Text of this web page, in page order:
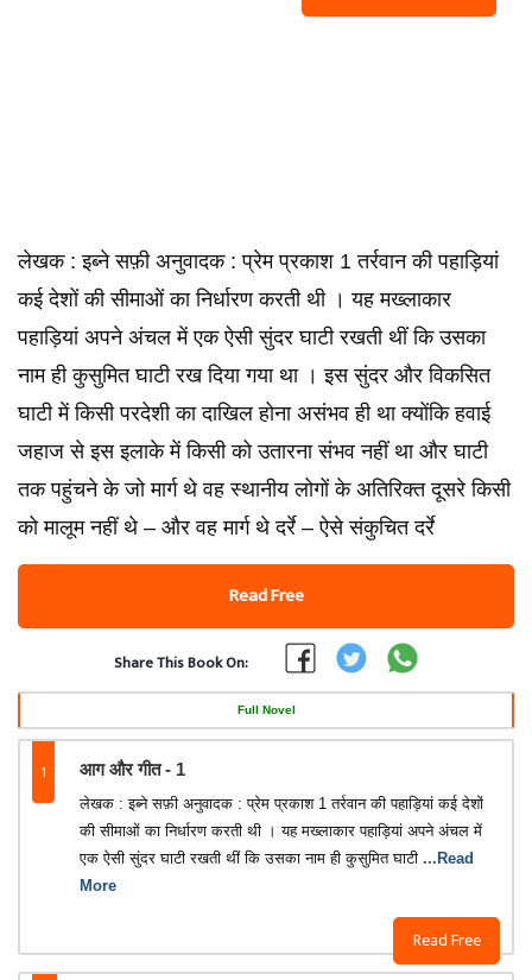
लेखक : इब्ने सफ़ी अनुवादक : प्रेम प्रकाश 1 तर्रवान की पहाड़ियां
कई देशों की सीमाओं का निर्धारण करती थी । यह मख्लाकार
पहाड़ियां अपने अंचल में एक ऐसी सुंदर घाटी रखती थीं कि उसका
नाम ही कुसुमित घाटी रख दिया गया था । इस सुंदर और विकसित
घाटी में किसी परदेशी का दाखिल होना असंभव ही था क्योंकि हवाई
जहाज से इस इलाके में किसी को उतारना संभव नहीं था और घाटी
तक पहुंचने के जो मार्ग थे वह स्थानीय लोगों के अतिरिक्त दूसरे किसी
को मालूम नहीं थे – और वह मार्ग थे दर्रे – ऐसे संकुचित दर्रे
Read Free
Share This Book On:
Full Novel
1 आग और गीत - 1
Read Free
लेखक : इब्ने सफ़ी अनुवादक : प्रेम प्रकाश 1 तर्रवान की पहाड़ियां कई देशों
की सीमाओं का निर्धारण करती थी । यह मख्लाकार पहाड़ियां अपने अंचल में
एक ऐसी सुंदर घाटी रखती थीं कि उसका नाम ही कुसुमित घाटी ...Read
More